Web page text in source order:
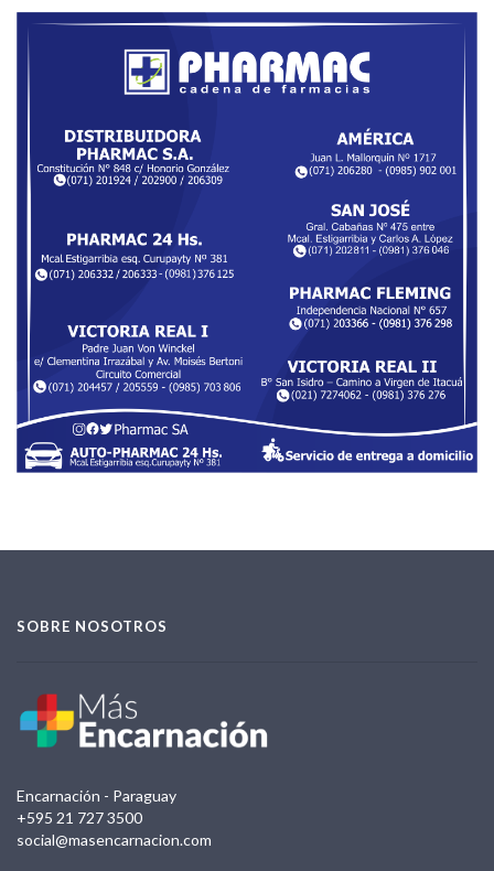
SOBRE NOSOTROS
Encarnación - Paraguay
+595 21 727 3500
social@masencarnacion.com